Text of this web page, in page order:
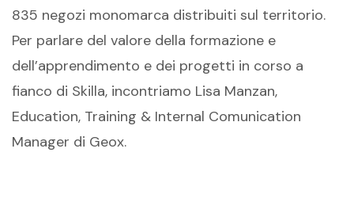
835 negozi monomarca distribuiti sul territorio.
Per parlare del valore della formazione e
dell’apprendimento e dei progetti in corso a
fianco di Skilla, incontriamo Lisa Manzan,
Education, Training & Internal Comunication
Manager di Geox.